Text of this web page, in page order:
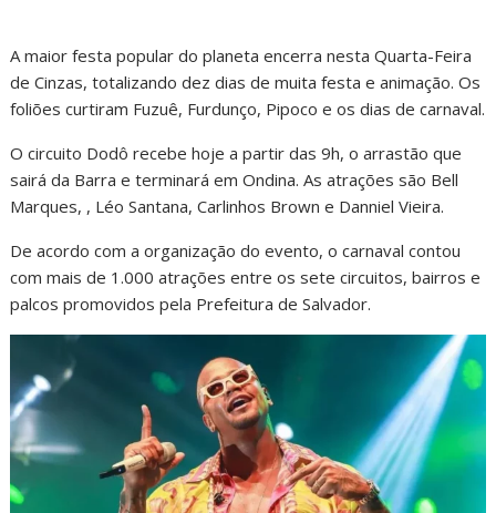
A maior festa popular do planeta encerra nesta Quarta-Feira
de Cinzas, totalizando dez dias de muita festa e animação. Os
foliões curtiram Fuzuê, Furdunço, Pipoco e os dias de carnaval.
O circuito Dodô recebe hoje a partir das 9h, o arrastão que
sairá da Barra e terminará em Ondina. As atrações são Bell
Marques, , Léo Santana, Carlinhos Brown e Danniel Vieira.
De acordo com a organização do evento, o carnaval contou
com mais de 1.000 atrações entre os sete circuitos, bairros e
palcos promovidos pela Prefeitura de Salvador.